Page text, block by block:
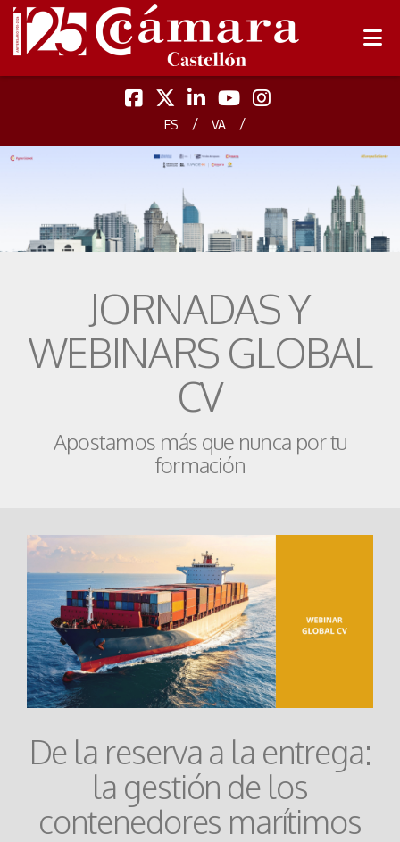
ES / VA /
JORNADAS Y
WEBINARS GLOBAL
CV
Apostamos más que nunca por tu
formación
De la reserva a la entrega:
la gestión de los
contenedores marítimos